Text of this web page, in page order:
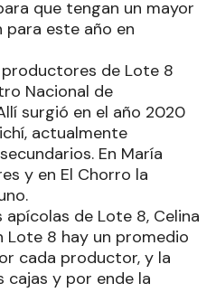
que tengan un mayor
este año en
productores de Lote 8
Nacional de
surgió en el año 2020
actualmente
En María
y en El Chorro la
de Lote 8, Celina
Lote 8 hay un promedio
cada productor, y la
cajas y por ende la